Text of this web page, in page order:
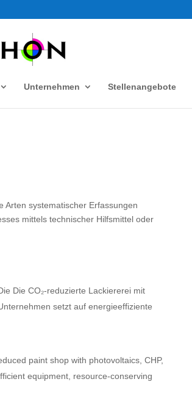
Unternehmen Stellenangebote
Arten systematischer Erfassungen
mittels technischer Hilfsmittel oder
Die CO₂-reduzierte Lackiererei mit
setzt auf energieeffiziente
paint shop with photovoltaics, CHP,
equipment, resource-conserving